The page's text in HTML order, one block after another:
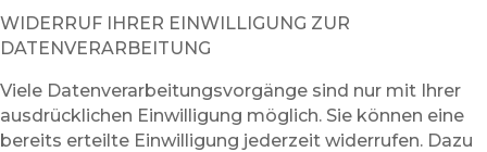
WIDERRUF IHRER EINWILLIGUNG ZUR
DATENVERARBEITUNG
Viele Datenverarbeitungsvorgänge sind nur mit Ihrer
ausdrücklichen Einwilligung möglich. Sie können eine
bereits erteilte Einwilligung jederzeit widerrufen. Dazu